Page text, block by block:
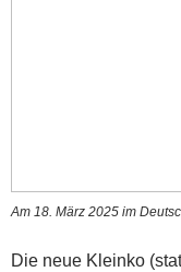
Am 18. März 2025 im
Die neue Kleinko